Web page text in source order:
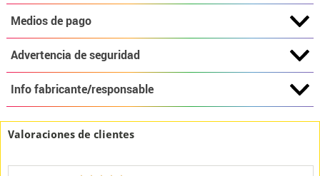
Medios de pago
Advertencia de seguridad
Info fabricante/responsable
Valoraciones de clientes